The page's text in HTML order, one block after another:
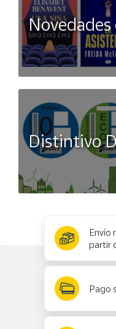
Distintivo
Envío
partir
Pago